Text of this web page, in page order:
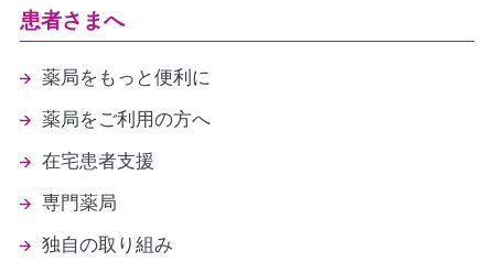
患者さまへ
薬局をもっと便利に
薬局をご利用の方へ
在宅患者支援
専門薬局
独自の取り組み